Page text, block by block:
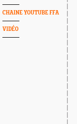
CHAINE YOUTUBE FFA
VIDÉO